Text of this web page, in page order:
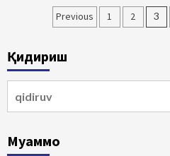
Maqolalar
harakatlanish
Previous 1 2 3
Қидириш
Муаммо